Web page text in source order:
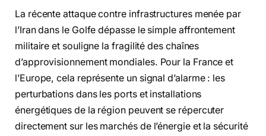
La récente attaque contre infrastructures menée par
l’Iran dans le Golfe dépasse le simple affrontement
militaire et souligne la fragilité des chaînes
d’approvisionnement mondiales. Pour la France et
l’Europe, cela représente un signal d’alarme : les
perturbations dans les ports et installations
énergétiques de la région peuvent se répercuter
directement sur les marchés de l’énergie et la sécurité